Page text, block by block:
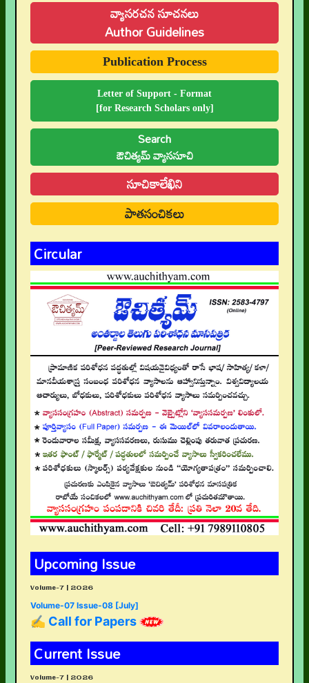
వ్యాసరచన సూచనలు
Author Guidelines
Publication Process
Letter of Support - Format
[for Research Scholars only]
Search
ఔచిత్యమ్ వ్యాససూచి
సూచికాలేఖిని
పాతసంచికలు
Circular
Upcoming Issue
Volume-7 | 2026
Volume-07 Issue-08 [July]
✍ Call for Papers
Current Issue
Volume-7 | 2026